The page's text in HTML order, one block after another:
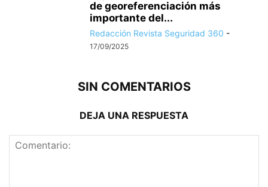
de georeferenciación más
importante del...
Redacción Revista Seguridad 360 -
17/09/2025
SIN COMENTARIOS
DEJA UNA RESPUESTA